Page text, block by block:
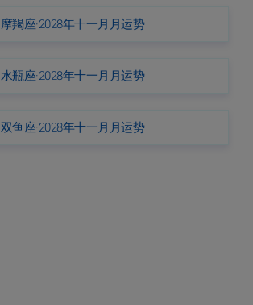
摩羯座·2028年十一月月运势
水瓶座·2028年十一月月运势
双鱼座·2028年十一月月运势